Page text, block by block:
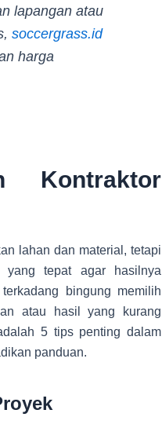
lapangan atau
soccergrass.id
harga
Kontraktor
lahan dan material, tetapi
yang tepat agar hasilnya
bingung memilih
atau hasil yang kurang
5 tips penting dalam
panduan.